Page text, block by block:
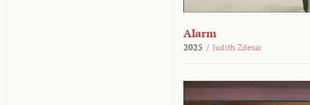
Alarm
2025 / Judith Zdesar